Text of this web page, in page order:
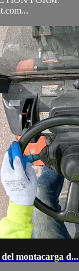
montacarga d...